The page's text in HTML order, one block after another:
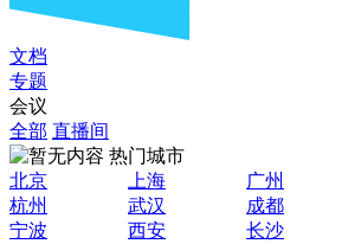
文档
专题
会议
全部 直播间
热门城市
北京
上海 广州
杭州
武汉 成都
宁波
西安 长沙